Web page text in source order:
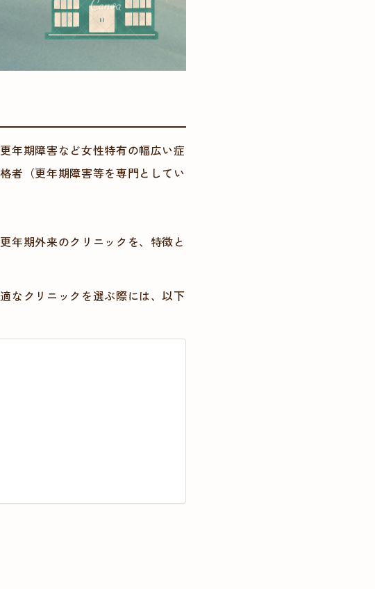
年期障害など女性特有の幅広い症
者（更年期障害等を専門としてい
年期外来のクリニック を、特徴と
なクリニックを選ぶ際には、以下